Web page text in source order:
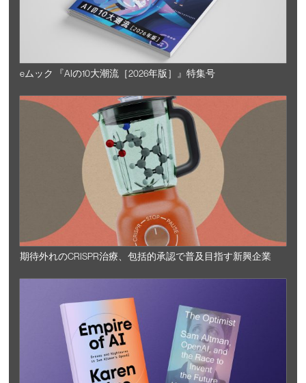
eムック 『AIの10大潮流［2026年版］』特集号
期待外れのCRISPR治療、包括的承認で普及目指す新興企業